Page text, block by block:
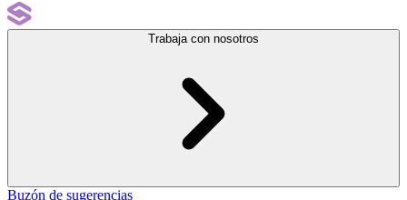
Trabaja con nosotros
Buzón de sugerencias